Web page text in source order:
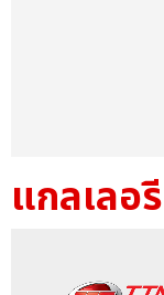
แกลเลอรี